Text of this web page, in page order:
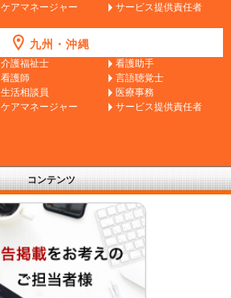
ケアマネージャー サービス提供責任者
九州・沖縄
介護福祉士
看護助手
看護師
言語聴覚士
生活相談員
医療事務
ケアマネージャー サービス提供責任者
コンテンツ